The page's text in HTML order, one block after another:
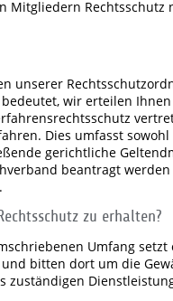
Mitgliedern
unserer
wir erteilen
Dies umfasst
gerichtliche
beantragt
zu erhalten?
Umfang
bitten dort um die
zuständigen